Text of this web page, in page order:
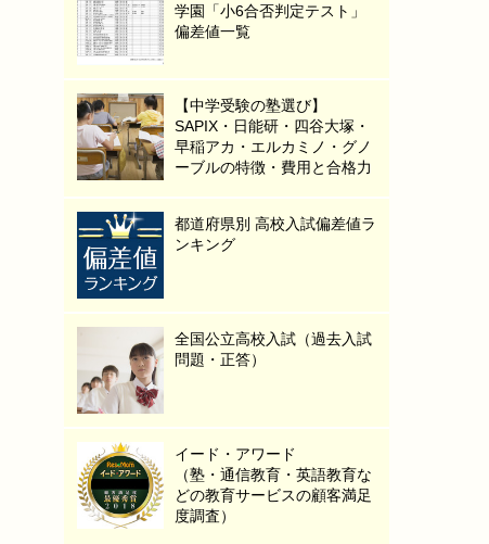
学園「小6合否判定テスト」
偏差値一覧
【中学受験の塾選び】
SAPIX・日能研・四谷大塚・
早稲アカ・エルカミノ・グノ
ーブルの特徴・費用と合格力
都道府県別 高校入試偏差値ラ
ンキング
全国公立高校入試（過去入試
問題・正答）
イード・アワード
（塾・通信教育・英語教育な
どの教育サービスの顧客満足
度調査）